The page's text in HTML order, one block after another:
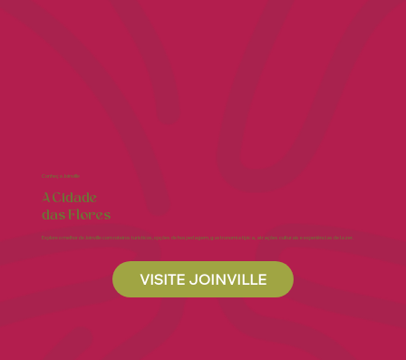
Conheça Joinville
A Cidade
das Flores
Explore o melhor de Joinville com roteiros turísticos, opções de hospedagem, gastronomia típica, atrações culturais e experiências de lazer.
VISITE JOINVILLE